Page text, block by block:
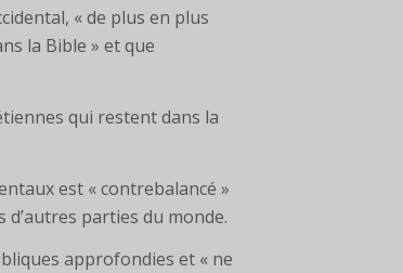
« de plus en plus
la Bible » et que
qui restent dans la
est « contrebalancé »
parties du monde.
approfondies et « ne